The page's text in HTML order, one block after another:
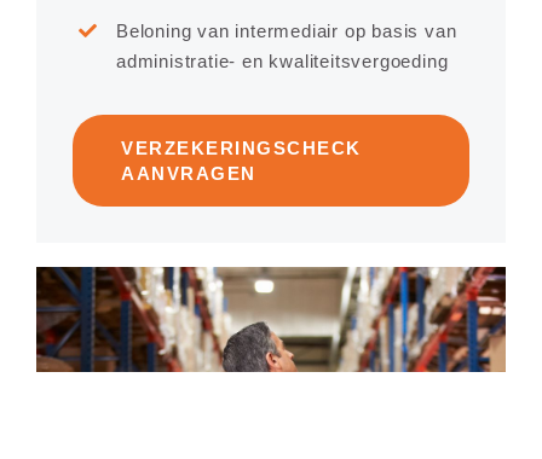
Beloning van intermediair op basis van
administratie- en kwaliteitsvergoeding
VERZEKERINGSCHECK
AANVRAGEN